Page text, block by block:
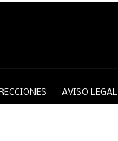
AVISO LEGAL